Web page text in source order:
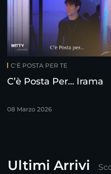
C'È POSTA PER TE
C’è Posta Per… Irama
08 Marzo 2026
Ultimi Arrivi